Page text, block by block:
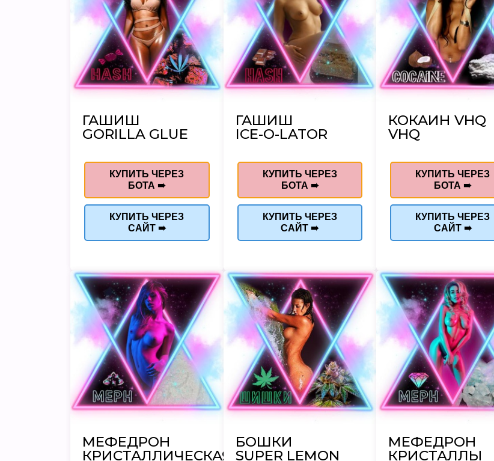
ГАШИШ
GORILLA GLUE
КУПИТЬ ЧЕРЕЗ
БОТА ➠
КУПИТЬ ЧЕРЕЗ
САЙТ ➠
ГАШИШ
ICE-O-LATOR
КУПИТЬ ЧЕРЕЗ
БОТА ➠
КУПИТЬ ЧЕРЕЗ
САЙТ ➠
КОКАИН VHQ
VHQ
КУПИТЬ ЧЕРЕЗ
БОТА ➠
КУПИТЬ ЧЕРЕЗ
САЙТ ➠
МЕФЕДРОН
КРИСТАЛЛИЧЕСКАЯ
БОШКИ
SUPER LEMON
МЕФЕДРОН
КРИСТАЛЛЫ